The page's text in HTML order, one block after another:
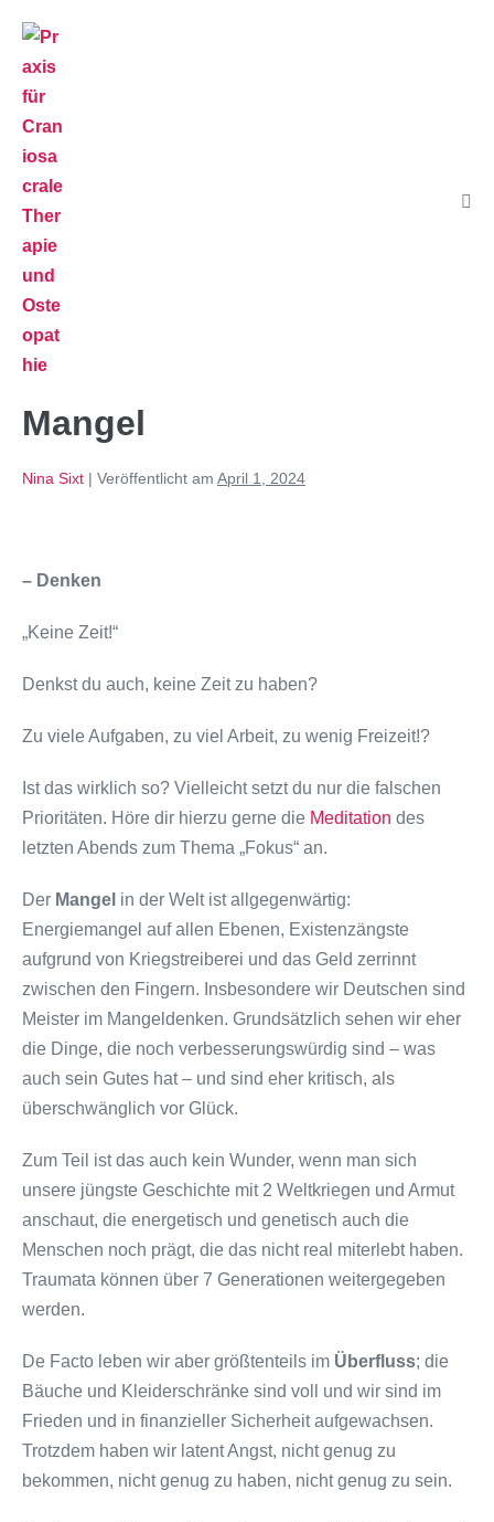
Mangel
Nina Sixt | Veröffentlicht am April 1, 2024
– Denken
„Keine Zeit!“
Denkst du auch, keine Zeit zu haben?
Zu viele Aufgaben, zu viel Arbeit, zu wenig Freizeit!?
Ist das wirklich so? Vielleicht setzt du nur die falschen
Prioritäten. Höre dir hierzu gerne die Meditation des
letzten Abends zum Thema „Fokus“ an.
Der Mangel in der Welt ist allgegenwärtig:
Energiemangel auf allen Ebenen, Existenzängste
aufgrund von Kriegstreiberei und das Geld zerrinnt
zwischen den Fingern. Insbesondere wir Deutschen sind
Meister im Mangeldenken. Grundsätzlich sehen wir eher
die Dinge, die noch verbesserungswürdig sind – was
auch sein Gutes hat – und sind eher kritisch, als
überschwänglich vor Glück.
Zum Teil ist das auch kein Wunder, wenn man sich
unsere jüngste Geschichte mit 2 Weltkriegen und Armut
anschaut, die energetisch und genetisch auch die
Menschen noch prägt, die das nicht real miterlebt haben.
Traumata können über 7 Generationen weitergegeben
werden.
De Facto leben wir aber größtenteils im Überfluss; die
Bäuche und Kleiderschränke sind voll und wir sind im
Frieden und in finanzieller Sicherheit aufgewachsen.
Trotzdem haben wir latent Angst, nicht genug zu
bekommen, nicht genug zu haben, nicht genug zu sein.